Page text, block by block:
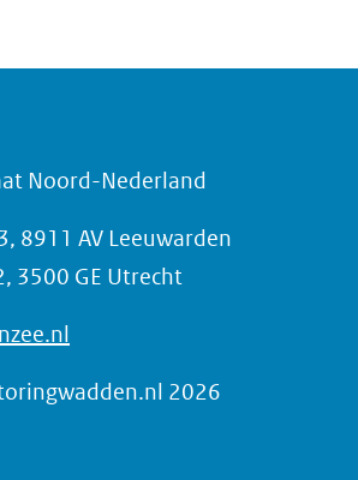
Noord-Nederland
8911 AV Leeuwarden
3500 GE Utrecht
2026